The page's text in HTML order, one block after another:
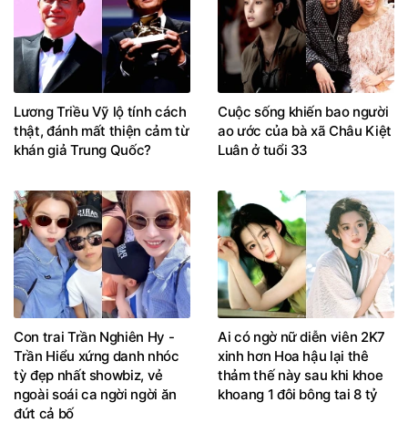
Lương Triều Vỹ lộ tính cách
thật, đánh mất thiện cảm từ
khán giả Trung Quốc?
Cuộc sống khiến bao người
ao ước của bà xã Châu Kiệt
Luân ở tuổi 33
Con trai Trần Nghiên Hy -
Trần Hiểu xứng danh nhóc
tỳ đẹp nhất showbiz, vẻ
ngoài soái ca ngời ngời ăn
đứt cả bố
Ai có ngờ nữ diễn viên 2K7
xinh hơn Hoa hậu lại thê
thảm thế này sau khi khoe
khoang 1 đôi bông tai 8 tỷ